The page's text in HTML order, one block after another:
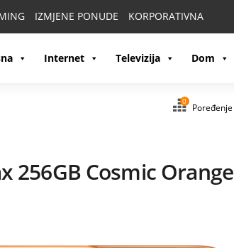
IZMJENE PONUDE KORPORATIVNA
Internet Televizija Dom
0
Poređenje
256GB Cosmic Orange